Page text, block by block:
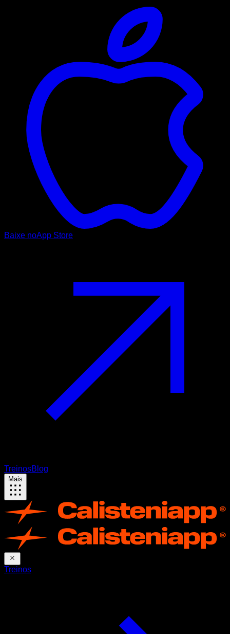
Baixe noApp Store
TreinosBlog
Mais
Treinos